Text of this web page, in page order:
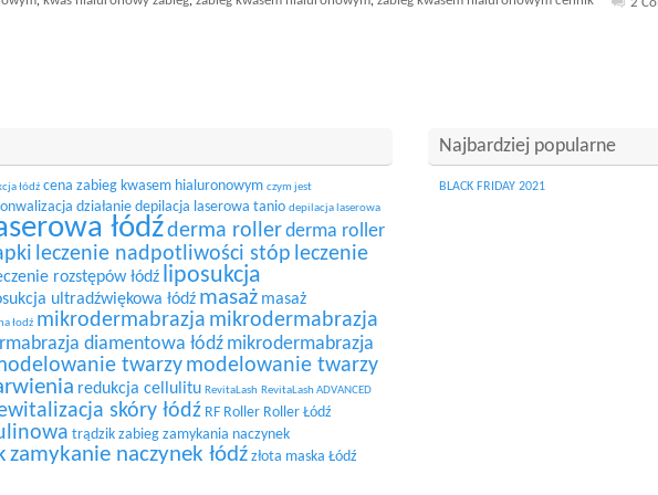
łódź cena zabieg kwasem hialuronowym czym jest
działanie depilacja laserowa tanio depilacja laserowa
łódźderma rollerderma roller
leczenie nadpotliwości stóp leczenie
rozstępów łódź liposukcja
ultradźwiękowa łódź masaż masaż
łodź mikrodermabrazja mikrodermabrazja
diamentowa łódź mikrodermabrazja
twarzy modelowanie twarzy
redukcja cellulitu RevitaLash RevitaLash ADVANCED
skóry łódź RF Roller Roller Łódź
trądzik zabieg zamykania naczynek
zamykanie naczynek łódź złota maska Łódź
Najbardziej popularne
BLACK FRIDAY 2021